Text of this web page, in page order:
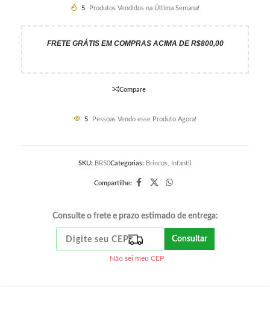
5 Produtos Vendidos na Última Semana!
FRETE GRÁTIS EM COMPRAS ACIMA DE R$800,00
Compare
5 Pessoas Vendo esse Produto Agora!
SKU: BR50Categorias: Brincos Infantil
Compartilhe:
Consulte o frete e prazo estimado de entrega:
Consultar
Não sei meu CEP